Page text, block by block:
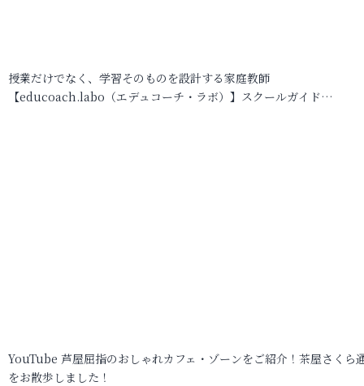
授業だけでなく、学習そのものを設計する家庭教師
【educoach.labo（エデュコーチ・ラボ）】スクールガイド…
YouTube 芦屋屈指のおしゃれカフェ・ゾーンをご紹介！茶屋さくら
をお散歩しました！